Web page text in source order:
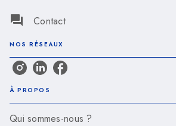
question_answer Contact
NOS RÉSEAUX
À PROPOS
Qui sommes-nous ?